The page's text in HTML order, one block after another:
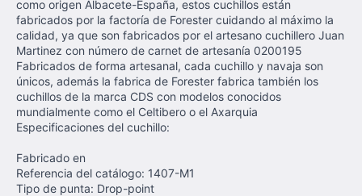
como origen Albacete-España, estos cuchillos están
fabricados por la factoría de Forester cuidando al máximo la
calidad, ya que son fabricados por el artesano cuchillero Juan
Martinez con número de carnet de artesanía 0200195
Fabricados de forma artesanal, cada cuchillo y navaja son
únicos, además la fabrica de Forester fabrica también los
cuchillos de la marca CDS con modelos conocidos
mundialmente como el Celtibero o el Axarquia
Especificaciones del cuchillo:
Fabricado en
Referencia del catálogo: 1407-M1
Tipo de punta: Drop-point